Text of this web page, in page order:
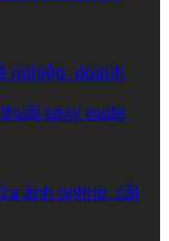
nghiệp, doanh
sexy nude
ảnh online, cắt